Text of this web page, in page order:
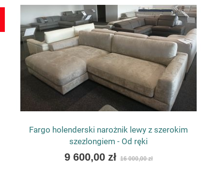
Fargo holenderski narożnik lewy z szerokim
szezlongiem - Od ręki
Special
9 600,00 zł 16 000,00 zł